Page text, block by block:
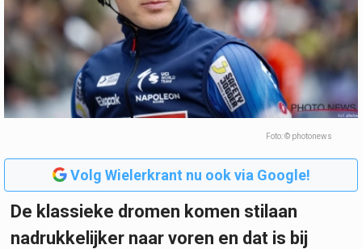
Foto: © photonews
Volg Wielerkrant nu ook via Google!
De klassieke dromen komen stilaan
nadrukkelijker naar voren en dat is bij